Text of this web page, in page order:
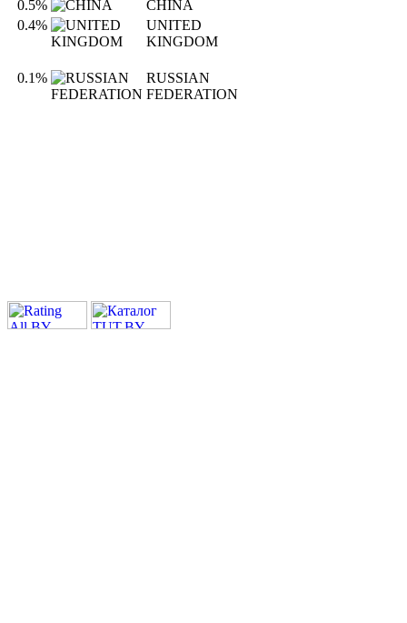
0.5%
CHINA
0.4%
UNITED
KINGDOM
0.1%
RUSSIAN
FEDERATION